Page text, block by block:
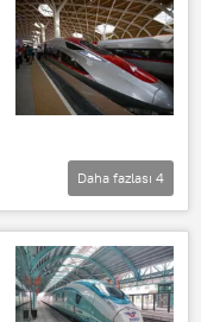
Daha fazlası 4